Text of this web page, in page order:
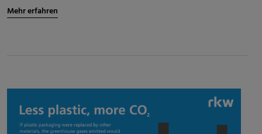
Mehr erfahren